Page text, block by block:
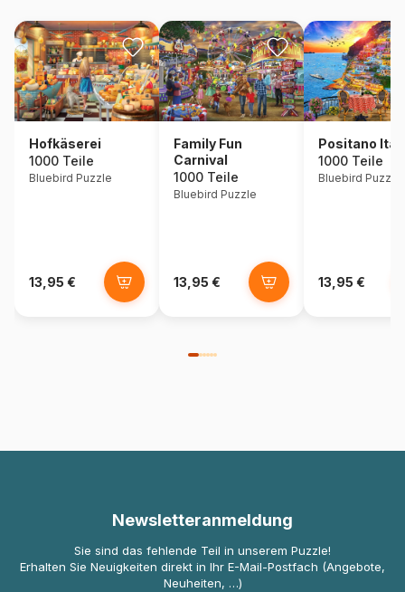
Hofkäserei
1000 Teile
Bluebird Puzzle
13,95 €
Family Fun
Carnival
1000 Teile
Bluebird Puzzle
13,95 €
Positano
1000 Teile
Bluebird Puzzle
13,95 €
Newsletteranmeldung
Sie sind das fehlende Teil in unserem Puzzle!
Erhalten Sie Neuigkeiten direkt in Ihr E-Mail-Postfach (Angebote,
Neuheiten, …)